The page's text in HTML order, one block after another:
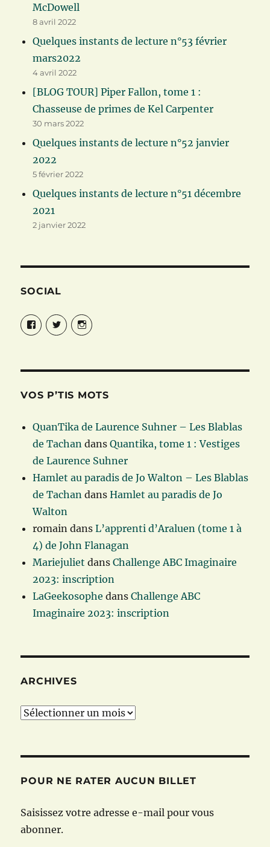
McDowell
8 avril 2022
Quelques instants de lecture n°53 février
mars2022
4 avril 2022
[BLOG TOUR] Piper Fallon, tome 1 :
Chasseuse de primes de Kel Carpenter
30 mars 2022
Quelques instants de lecture n°52 janvier
2022
5 février 2022
Quelques instants de lecture n°51 décembre
2021
2 janvier 2022
SOCIAL
FacebookTwitterInstagram
VOS P’TIS MOTS
QuanTika de Laurence Suhner – Les Blablas
de Tachan dansQuantika, tome 1 : Vestiges
de Laurence Suhner
Hamlet au paradis de Jo Walton – Les Blablas
de Tachan dansHamlet au paradis de Jo
Walton
romain dansL’apprenti d’Araluen (tome 1 à
4) de John Flanagan
Mariejuliet dansChallenge ABC Imaginaire
2023: inscription
LaGeekosophe dansChallenge ABC
Imaginaire 2023: inscription
ARCHIVES
Archives
POUR NE RATER AUCUN BILLET
Saisissez votre adresse e-mail pour vous
abonner.